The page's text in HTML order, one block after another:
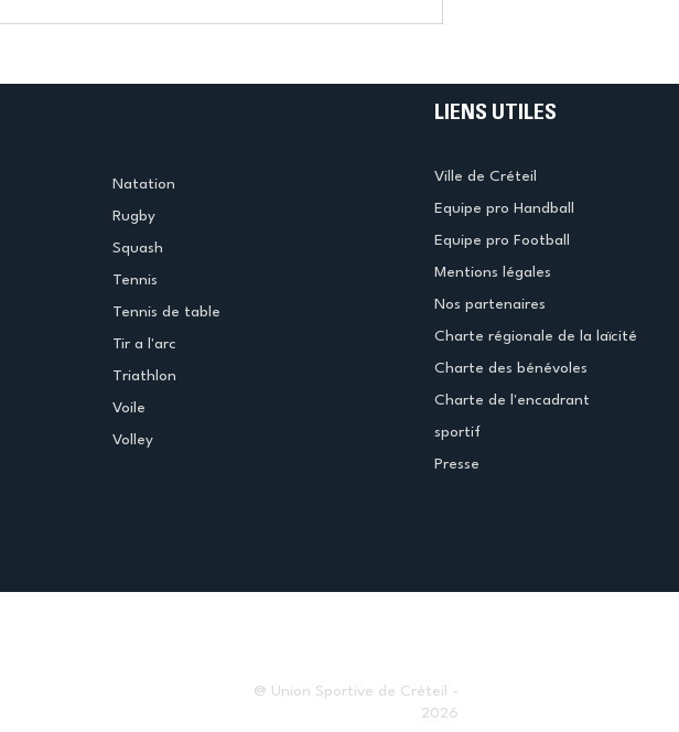
Natation
Rugby
Squash
Tennis
Tennis de table
Tir a l'arc
Triathlon
Voile
Volley
LIENS UTILES
Ville de Créteil
Equipe pro Handball
Equipe pro Football
Mentions légales
Nos partenaires
Charte régionale de la laïcité
Charte des bénévoles
Charte de l'encadrant
sportif
Presse
@ Union Sportive de Créteil -
2026